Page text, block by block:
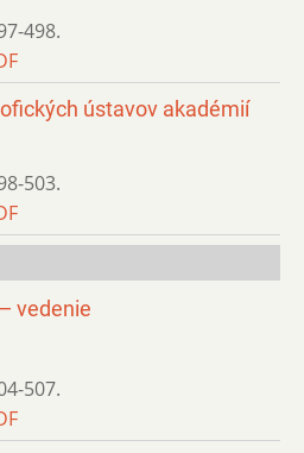
498.
ústavov akadémií
503.
vedenie
507.